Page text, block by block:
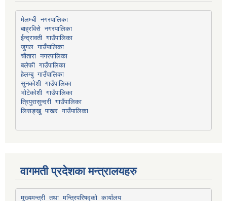
मेलम्ची नगरपालिका
बाह्रविसे नगरपालिका
ईन्द्रावती गाउँपालिका
जुगल गाउँपालिका
चौतारा नगरपालिका
बलेफी गाउँपालिका
हेलम्बु गाउँपालिका
सुनकोशी गाउँपालिका
भोटेकोशी गाउँपालिका
त्रिपुरासुन्दरी गाउँपालिका
लिसङ्खु पाखर गाउँपालिका
वागमती प्रदेशका मन्त्रालयहरु
मुख्यमन्त्री तथा मन्त्रिपरिषद्को कार्यालय